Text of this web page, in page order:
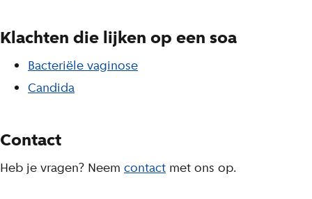
Klachten die lijken op een soa
Bacteriële vaginose
Candida
Contact
Heb je vragen? Neem contact met ons op.